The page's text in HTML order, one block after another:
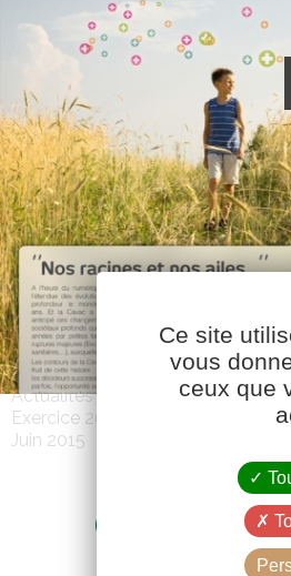
Actualités
Exercice 2014-2015
Juin 2015
CAVAC
Ce site
vous
ceux que